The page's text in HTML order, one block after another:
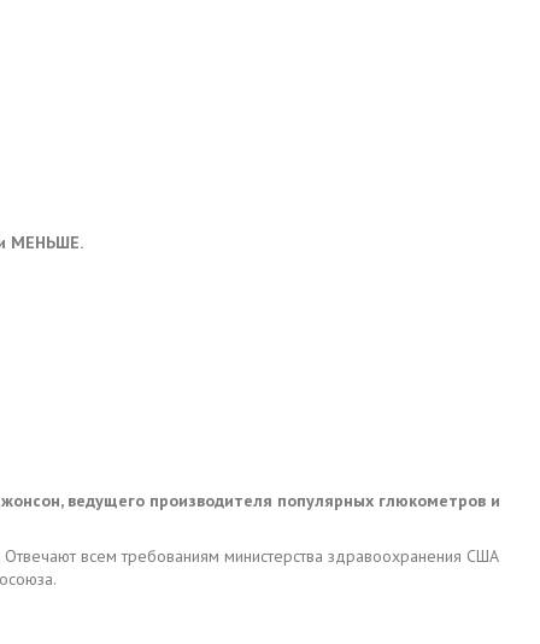
МЕНЬШЕ.
ведущего производителя популярных глюкометров и
всем требованиям министерства здравоохранения США